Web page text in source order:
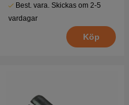
Best. vara. Skickas om 2-5
vardagar
Köp